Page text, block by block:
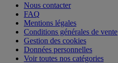
Nous contacter
FAQ
Mentions légales
Conditions générales de vente
Gestion des cookies
Données personnelles
Voir toutes nos catégories